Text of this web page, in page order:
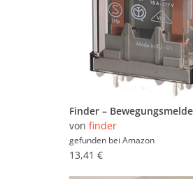
von finder
gefunden bei Amazon
13,41 €